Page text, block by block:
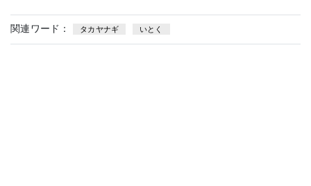
関連ワード： タカヤナギ いとく